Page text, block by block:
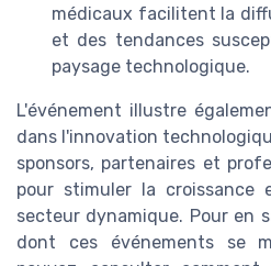
médicaux facilitent la
et des tendances
paysage technologique.
L'événement illustre
dans l'innovation
sponsors, partenaires et
pour stimuler la
secteur dynamique. Pour en
dont ces événements se